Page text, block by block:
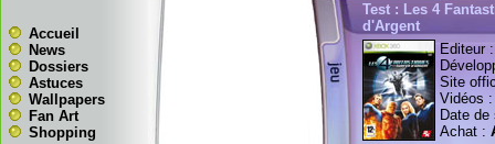
Accueil
News
Dossiers
Astuces
Wallpapers
Fan Art
Shopping
Test : Les 4
d'Argent
Editeur
Site
Vidéos
Date de
Achat :